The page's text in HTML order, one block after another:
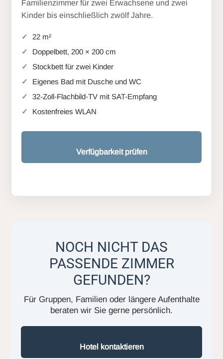
Familienzimmer für zwei Erwachsene und zwei
Kinder bis einschließlich zwölf Jahre.
22 m²
Doppelbett, 200 × 200 cm
Stockbett für zwei Kinder
Eigenes Bad mit Dusche und WC
32-Zoll-Flachbild-TV mit SAT-Empfang
Kostenfreies WLAN
Verfügbarkeit prüfen
NOCH NICHT DAS
PASSENDE ZIMMER
GEFUNDEN?
Für Gruppen, Familien oder längere Aufenthalte
beraten wir Sie gerne persönlich.
Hotel kontaktieren